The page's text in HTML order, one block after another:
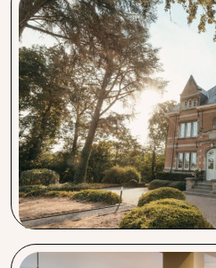
Jardin de L’amandier & Le
Door Procent kunnen wij ons
belangrijk vinden: onze
Procent is heel proactief en
helpen. Daarnaast is het heel
verschillende productgroepen
contactpersoon geregeld
iedereen aan!